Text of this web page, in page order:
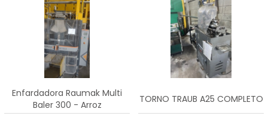
Enfardadora Raumak Multi
Baler 300 - Arroz
TORNO TRAUB A25 COMPLETO